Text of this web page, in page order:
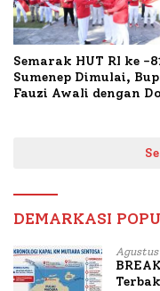
Semarak HUT RI ke -
Sumenep Dimulai,
Fauzi Awali dengan
DEMARKASI